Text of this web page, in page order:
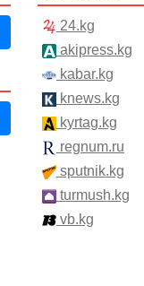
24.kg
akipress.kg
kabar.kg
knews.kg
kyrtag.kg
regnum.ru
sputnik.kg
turmush.kg
vb.kg